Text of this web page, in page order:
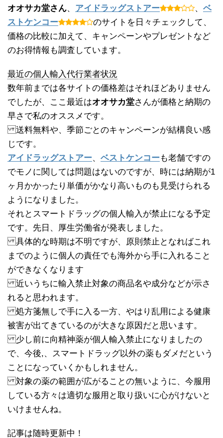
オオサカ堂さん、 アイドラッグストアー 、 ベ
ストケンコー
のサイトを日々チェックして、
価格の比較に加えて、キャンペーンやプレゼントなど
のお得情報も調査しています。
最近の個人輸入代行業者状況
数年前までは各サイトの価格差はそれほどありません
でしたが、ここ最近はオオサカ堂さんが価格と納期の
早さで私のオススメです。
送料無料や、季節ごとのキャンペーンが結構良い感
じです。
アイドラッグストアー、 ベストケンコーも老舗ですの
でモノに関しては問題はないのですが、時には納期が1
ヶ月かかったり単価がかなり高いものも見受けられる
ようになりました。
それとスマートドラッグの個人輸入が禁止になる予定
です。先日、厚生労働省が発表しました。
具体的な時期は不明ですが、原則禁止となればこれ
までのように個人の責任でも海外から手に入れること
ができなくなります
近いうちに輸入禁止対象の商品名や成分などが示さ
れると思われます。
処方箋無しで手に入る一方、やはり乱用による健康
被害が出てきているのが大きな原因だと思います。
少し前に向精神薬が個人輸入禁止になりましたの
で、今後,、スマートドラッグ以外の薬もダメだという
ことになっていくかもしれません。
対象の薬の範囲が広がることの無いように、今服用
している方々は適切な服用と取り扱いに心がけないと
いけませんね。
記事は随時更新中！